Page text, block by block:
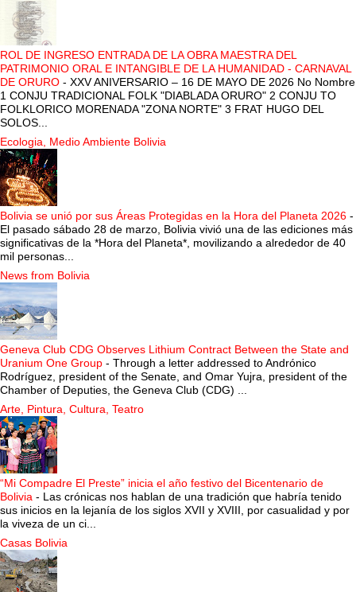
ROL DE INGRESO ENTRADA DE LA OBRA MAESTRA DEL
PATRIMONIO ORAL E INTANGIBLE DE LA HUMANIDAD - CARNAVAL
DE ORURO - XXV ANIVERSARIO – 16 DE MAYO DE 2026 No Nombre
1 CONJU TRADICIONAL FOLK "DIABLADA ORURO" 2 CONJU TO
FOLKLORICO MORENADA "ZONA NORTE" 3 FRAT HUGO DEL
SOLOS...
Ecologia, Medio Ambiente Bolivia
Bolivia se unió por sus Áreas Protegidas en la Hora del Planeta 2026 -
El pasado sábado 28 de marzo, Bolivia vivió una de las ediciones más
significativas de la *Hora del Planeta*, movilizando a alrededor de 40
mil personas...
News from Bolivia
Geneva Club CDG Observes Lithium Contract Between the State and
Uranium One Group - Through a letter addressed to Andrónico
Rodríguez, president of the Senate, and Omar Yujra, president of the
Chamber of Deputies, the Geneva Club (CDG) ...
Arte, Pintura, Cultura, Teatro
“Mi Compadre El Preste” inicia el año festivo del Bicentenario de
Bolivia - Las crónicas nos hablan de una tradición que habría tenido
sus inicios en la lejanía de los siglos XVII y XVIII, por casualidad y por
la viveza de un ci...
Casas Bolivia